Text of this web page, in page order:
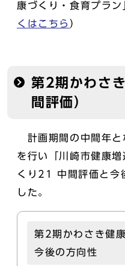
康づくり・食育プラ
くはこちら ）
第2期かわさ
間評価）
計画期間の中間年と
を行い「川崎市健康
くり21 中間評価と今
した。
第2期かわさき健
今後の方向性